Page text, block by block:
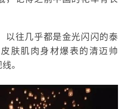
以往几乎都是金光闪闪的泰
肤肌肉身材爆表的清迈帅
。